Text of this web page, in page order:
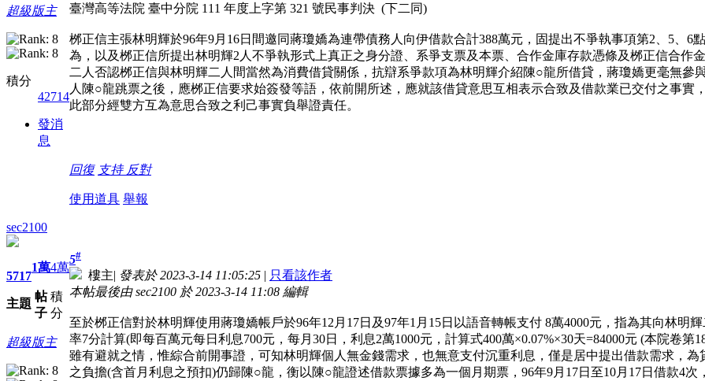
超級版主
積分
42714
發消
息
臺灣高等法院 臺中分院 111 年度上字第 321 號民事判決 (下二同)
桞正信主張林明輝於96年9月16日間邀同蔣瓊嬌為連帶債務人向伊借款合計388萬元，固提出不爭執事項第2、5、
為，以及桞正信所提出林明輝2人不爭執形式上真正之身分證、系爭支票及本票、合作金庫存款憑條及桞正信合作
二人否認桞正信與林明輝二人間當然為消費借貸關係，抗辯系爭款項為林明輝介紹陳○龍所借貸，蔣瓊嬌更毫無參
人陳○龍跳票之後，應桞正信要求始簽發等語，依前開所述，應就該借貸意思互相表示合致及借款業已交付之事實
此部分經雙方互為意思合致之利己事實負舉證責任。
回復 支持 反對
使用道具 舉報
sec2100
5717
主題
1萬
帖
子
4萬
積
分
超級版主
5#
樓主| 發表於 2023-3-14 11:05:25 | 只看該作者
本帖最後由 sec2100 於 2023-3-14 11:08 編輯
至於桞正信對於林明輝使用蔣瓊嬌帳戶於96年12月17日及97年1月15日以語音轉帳支付 8萬4000元，指為其向林明
率7分計算(即每百萬元每日利息700元，每月30日，利息2萬1000元，計算式400萬×0.07%×30天=84000元 (本院卷
雖有避就之情，惟綜合前開事證，可知林明輝個人無金錢需求，也無意支付沉重利息，僅是居中提出借款需求，
之負擔(含首月利息之預扣)仍歸陳○龍，衡以陳○龍證述借款票據多為一個月期票，96年9月17日至10月17日借款4